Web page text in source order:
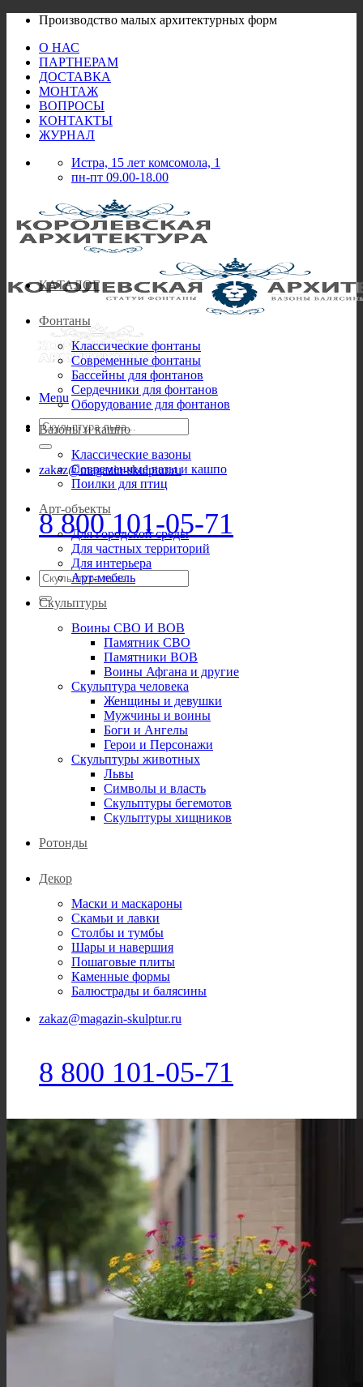
Skip
content
Производство малых архитектурных форм
О НАС
ПАРТНЕРАМ
ДОСТАВКА
МОНТАЖ
ВОПРОСЫ
КОНТАКТЫ
ЖУРНАЛ
Истра, 15 лет комсомола, 1
пн-пт 09.00-18.00
Menu
Искать:
zakaz@magazin-skulptur.ru
8 800 101-05-71
Искать:
КАТАЛОГ
Фонтаны
Классические фонтаны
Современные фонтаны
Бассейны для фонтанов
Сердечники для фонтанов
Оборудование для фонтанов
Вазоны и кашпо
Классические вазоны
Современные вазы и кашпо
Поилки для птиц
Арт-объекты
Для городской среды
Для частных территорий
Для интерьера
Арт-мебель
Скульптуры
Воины СВО И ВОВ
Памятник СВО
Памятники ВОВ
Воины Афгана и другие
Скульптура человека
Женщины и девушки
Мужчины и воины
Боги и Ангелы
Герои и Персонажи
Скульптуры животных
Львы
Символы и власть
Скульптуры бегемотов
Скульптуры хищников
Ротонды
Декор
Маски и маскароны
Скамьи и лавки
Столбы и тумбы
Шары и навершия
Пошаговые плиты
Каменные формы
Балюстрады и балясины
zakaz@magazin-skulptur.ru
8 800 101-05-71